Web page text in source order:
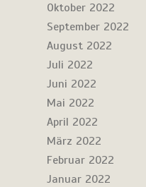
Oktober 2022
September 2022
August 2022
Juli 2022
Juni 2022
Mai 2022
April 2022
März 2022
Februar 2022
Januar 2022